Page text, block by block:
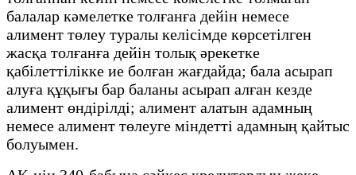
балалар кәмелетке толғанға дейін немесе
алимент төлеу туралы келісімде көрсетілген
жасқа толғанға дейін толық әрекетке
қабілеттілікке ие болған жағдайда; бала асырап
алуға құқығы бар баланы асырап алған кезде
алимент өндірілді; алимент алатын адамның
немесе алимент төлеуге міндетті адамның қайтыс
болуымен.